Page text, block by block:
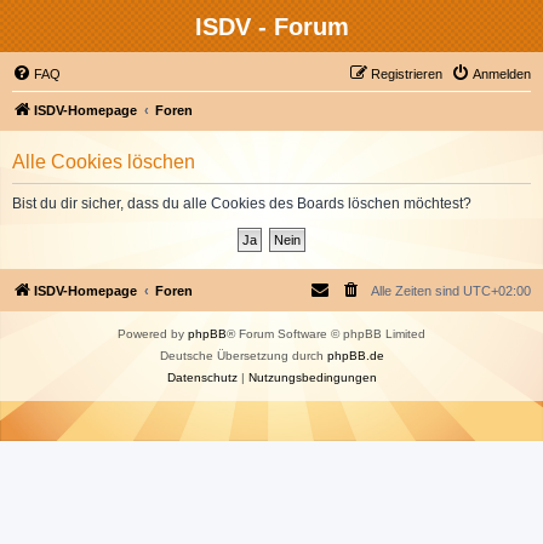
ISDV - Forum
FAQ Anmelden
Registrieren
ISDV-Homepage Foren
Alle Cookies löschen
Bist du dir sicher, dass du alle Cookies des Boards löschen möchtest?
ISDV-Homepage Foren Alle Zeiten sind UTC+02:00
Powered by phpBB® Forum Software © phpBB Limited
Deutsche Übersetzung durch phpBB.de
Datenschutz| Nutzungsbedingungen